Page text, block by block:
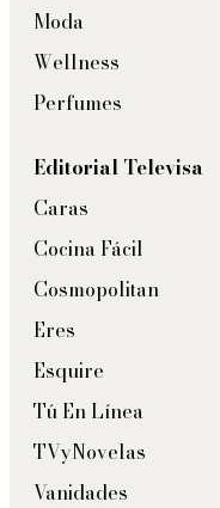
Moda
Wellness
Perfumes
Editorial Televisa
Caras
Cocina Fácil
Cosmopolitan
Eres
Esquire
Tú En Línea
TVyNovelas
Vanidades